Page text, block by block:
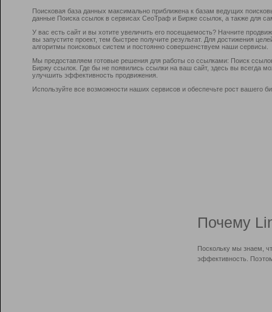
Поисковая база данных максимально приближена к базам ведущих
данные Поиска ссылок в сервисах СеоТраф и Бирже ссылок, а также для
У вас есть сайт и вы хотите увеличить его посещаемость? Начните
вы запустите проект, тем быстрее получите результат. Для достижения
алгоритмы поисковых систем и постоянно совершенствуем наши сервисы.
Мы предоставляем готовые решения для работы со ссылками: Поиск
Биржу ссылок. Где бы не появились ссылки на ваш сайт, здесь вы всегда
улучшить эффективность продвижения.
Используйте все возможности наших сервисов и обеспечьте рост вашего
Почему
Поскольку мы знаем,
эффективность.